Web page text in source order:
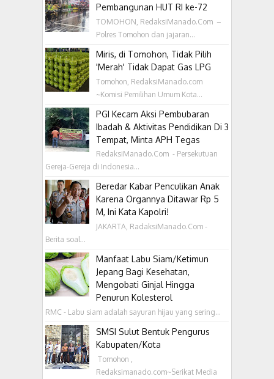
Pembangunan HUT RI ke-72
TOMOHON, RedaksiManado.Com –
Polres Tomohon dan jajaran...
Miris, di Tomohon, Tidak Pilih
'Merah' Tidak Dapat Gas LPG
Tomohon, RedaksiManado.com
~Komisi Pemilihan Umum Kota...
PGI Kecam Aksi Pembubaran
Ibadah & Aktivitas Pendidikan Di 3
Tempat, Minta APH Tegas
RedaksiManado.Com - Persekutuan
Gereja-Gereja di Indonesia...
Beredar Kabar Penculikan Anak
Karena Organnya Ditawar Rp 5
M, Ini Kata Kapolri!
JAKARTA, RadaksiManado.Com -
Berita soal...
Manfaat Labu Siam/Ketimun
Jepang Bagi Kesehatan,
Mengobati Ginjal Hingga
Penurun Kolesterol
RMC - Labu siam adalah sayuran hijau yang sering...
SMSI Sulut Bentuk Pengurus
Kabupaten/Kota
‎ Tomohon ,
Redaksimanado.com~Serikat Media